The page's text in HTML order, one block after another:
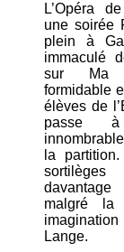
L’Opéra
une soirée
plein à
immaculé
sur Ma
formidable
élèves de
passe
la
davantage
malgré la
Lange.